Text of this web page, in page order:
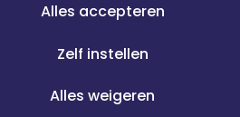
Alles accepteren
Zelf instellen
Alles weigeren
en Register
je bij elke
helpen. Zij zijn
en betrokken.